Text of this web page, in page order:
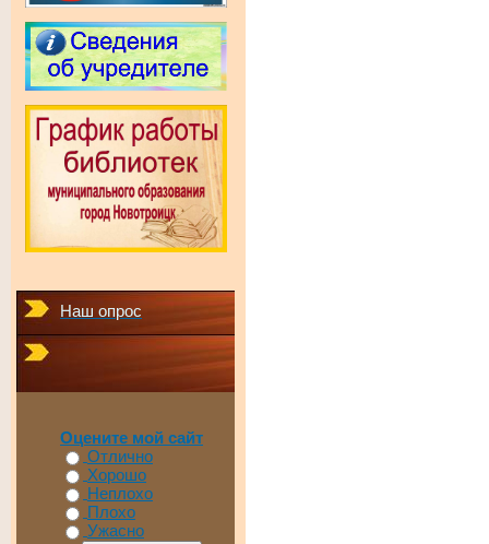
Наш опрос
Оцените мой сайт
Отлично
Хорошо
Неплохо
Плохо
Ужасно